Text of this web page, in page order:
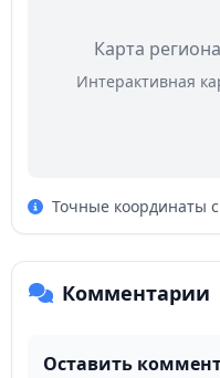
Карта
Интерактивная
Точные координаты
Комментарии
Оставить